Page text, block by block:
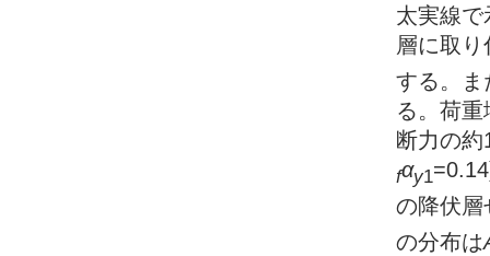
太実線
層に取
する。ま
る。荷
断力の
fαy1=0.14
の降伏層
の分布は